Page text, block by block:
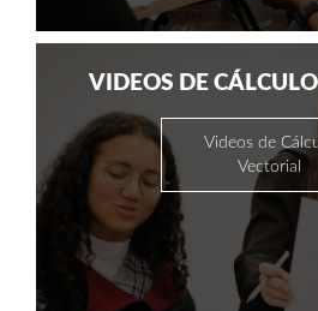
VIDEOS DE
Videos de
Vectorial